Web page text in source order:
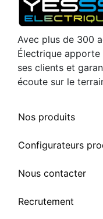
Avec plus de 300
Électrique
ses clients et
écoute sur le
Nos produits
Configurateurs
Nous contacter
Recrutement